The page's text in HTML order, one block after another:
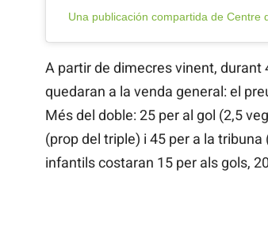
Una publicación compartida de Centre
A partir de dimecres vinent, durant
quedaran a la venda general: el
Més del doble: 25 per al gol (2,5
(prop del triple) i 45 per a la
infantils costaran 15 per als gols,